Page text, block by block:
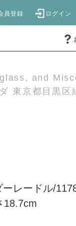
員登録 ログイン
and
東京都目黒区
レードル/
18.7cm